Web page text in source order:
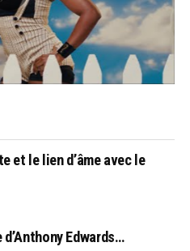
et le lien d’âme avec le
d’Anthony Edwards…